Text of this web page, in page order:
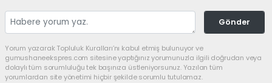
Gönder
Yorum yazarak Topluluk Kuralları’nı kabul etmiş bulunuyor ve
gumushaneekspres.com sitesine yaptığınız yorumunuzla ilgili doğrudan veya
dolaylı tüm sorumluluğu tek başınıza üstleniyorsunuz. Yazılan tüm
yorumlardan site yönetimi hiçbir şekilde sorumlu tutulamaz.